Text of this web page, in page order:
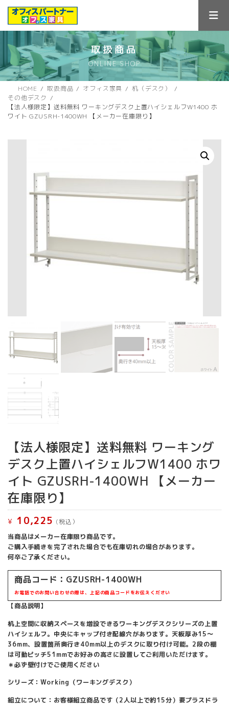
ス
キ
ン
に
取扱商品
ONLINE SHOP
HOME 取扱商品 オフィス家具
机（デスク）
その他デスク
【法人様限定】送料無料 ワーキングデスク上置ハイシェルフW1400 ホ
ワイト GZUSRH-1400WH 【メーカー在庫限り】
【法人様限定】送料無料 ワーキング
デスク上置ハイシェルフW1400 ホワ
イト GZUSRH-1400WH 【メーカー
在庫限り】
¥ 10,225 (税込）
当商品はメーカー在庫限り商品です。
ご購入手続きを完了された場合でも在庫切れの場合があります。
何卒ご了承ください。
商品コード：GZUSRH-1400WH
お電話でのお問い合わせの際は、上記の商品コードをお伝えください
【商品説明】
机上空間に収納スペースを増設できるワーキングデスクシリーズの上置
ハイシェルフ。中央にキャップ付き配線穴があります。天板厚み15～
36mm、設置箇所奥行き40mm以上のデスクに取り付け可能。2段の棚
は可動ピッチ51mmでお好みの高さに設置してご利用いただけます。
＊必ず壁付けでご使用ください
シリーズ：Working（ワーキングデスク）
組立について：お客様組立商品です（2人以上で約15分）要プラスドラ